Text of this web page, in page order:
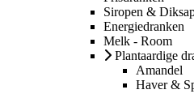
Siropen &
Energiedranken
Melk - Room
Plantaardige
Amandel
Haver &